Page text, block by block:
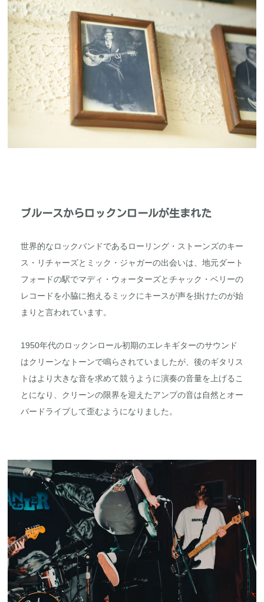
ブルースからロックンロールが生まれた
世界的なロックバンドであるローリング・ストーンズのキー
ス・リチャーズとミック・ジャガーの出会いは、地元ダート
フォードの駅でマディ・ウォーターズとチャック・ベリーの
レコードを小脇に抱えるミックにキースが声を掛けたのが始
まりと言われています。
1950年代のロックンロール初期のエレキギターのサウンド
はクリーンなトーンで鳴らされていましたが、後のギタリス
トはより大きな音を求めて競うように演奏の音量を上げるこ
とになり、クリーンの限界を迎えたアンプの音は自然とオー
バードライブして歪むようになりました。